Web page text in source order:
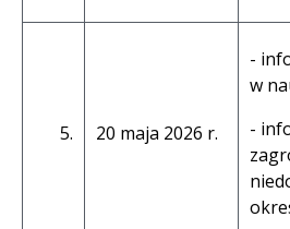
5. 20 maja 2026 r.
-
w
-